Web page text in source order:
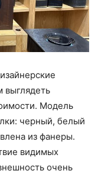
выглядеть
Модель
черный, белый
из фанеры.
видимых
очень